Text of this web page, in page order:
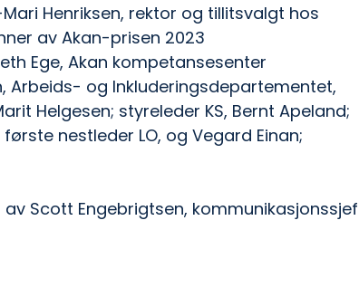
Henriksen, rektor og tillitsvalgt hos
av Akan-prisen 2023
Ege, Akan kompetansesenter
Arbeids- og Inkluderingsdepartementet,
Helgesen; styreleder KS, Bernt Apeland;
nestleder LO, og Vegard Einan;
Scott Engebrigtsen, kommunikasjonssjef